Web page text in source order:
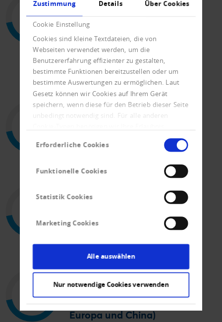
Zustimmung Details Über Cookies
Cookie Einstellung
Cookies sind kleine Textdateien, die von
Webseiten verwendet werden, um die
Benutzererfahrung effizienter zu gestalten,
bestimmte Funktionen bereitzustellen oder um
bestimmte Auswertungen zu ermöglichen. Laut
Gesetz können wir Cookies auf Ihrem Gerät
speichern, wenn diese für den Betrieb dieser Seite
unbedingt notwendig sind. Für alle anderen
Erforderliche Cookies
Funktionelle Cookies
Statistik Cookies
Marketing Cookies
Alle auswählen
Nur notwendige Cookies verwenden
12000
Mitglieder
700000
Unternehmen
150
Mitarbeitende in der Schweiz
23
Landesgesellschaften (in
Europa und China)